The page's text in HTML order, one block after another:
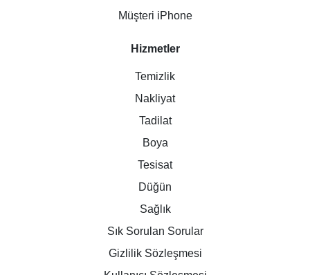
Müşteri iPhone
Hizmetler
Temizlik
Nakliyat
Tadilat
Boya
Tesisat
Düğün
Sağlık
Sık Sorulan Sorular
Gizlilik Sözleşmesi